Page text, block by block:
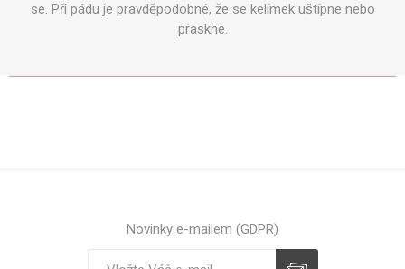
se. Při pádu je pravděpodobné, že se kelímek uštípne nebo
praskne.
Novinky e-mailem (GDPR)